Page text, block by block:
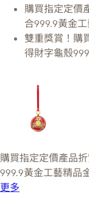
購買指定定價
合999.9黃金
雙重獎賞！購
得財字龜殼
購買指定定價產品
999.9黃金工藝精品
更多